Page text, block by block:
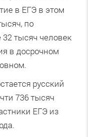
в ЕГЭ в этом
по
тысяч человек
в досрочном
русский
736 тысяч
ЕГЭ из